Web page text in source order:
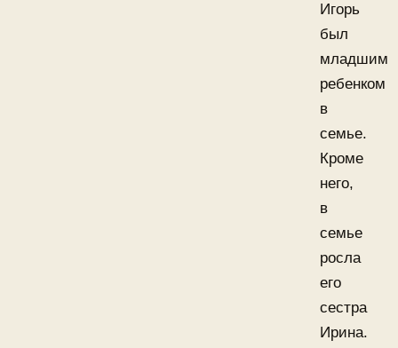
Игорь
был
младшим
ребенком
в
семье.
Кроме
него,
в
семье
росла
его
сестра
Ирина.